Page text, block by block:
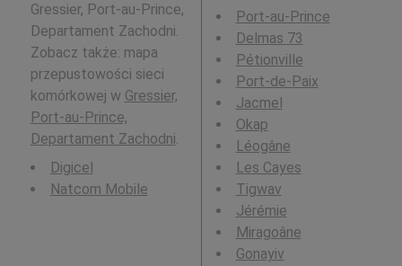
Gressier, Port-au-Prince,
Departament Zachodni.
Zobacz także: mapa
przepustowości sieci
komórkowej w Gressier,
Port-au-Prince,
Departament Zachodni.
Digicel
Natcom Mobile
Port-au-Prince
Delmas 73
Pétionville
Port-de-Paix
Jacmel
Okap
Léogâne
Les Cayes
Tigwav
Jérémie
Miragoâne
Gonayiv